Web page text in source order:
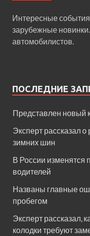
Интересные события
зарубежные
автомобилистов.
ПОСЛЕДНИЕ
Представлен новый
Эксперт рассказал о
зимних шин
В России изменятся
водителей
Названы главные
пробегом
Эксперт рассказал,
колодки требуют